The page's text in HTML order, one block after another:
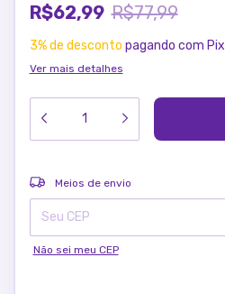
R$62,99 R$77,99
3% de desconto pagando com Pix
Ver mais detalhes
Entregas para o CEP:
Meios de envio
Não sei meu CEP